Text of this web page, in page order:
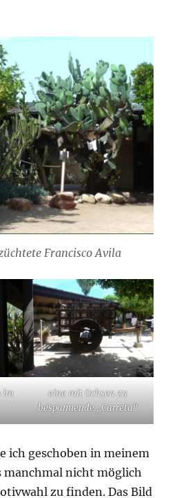
Francisco Avila
im
eine mit Ochsen zu
bespannende „Carreta“
ich geschoben in meinem
manchmal nicht möglich
zu finden. Das Bild